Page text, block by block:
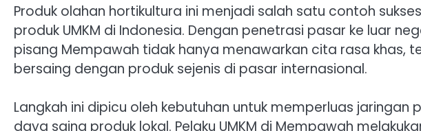
Produk olahan hortikultura ini menjadi salah satu contoh
produk UMKM di Indonesia. Dengan penetrasi pasar ke luar
pisang Mempawah tidak hanya menawarkan cita rasa khas,
bersaing dengan produk sejenis di pasar internasional.
Langkah ini dipicu oleh kebutuhan untuk memperluas
daya saing produk lokal. Pelaku UMKM di Mempawah